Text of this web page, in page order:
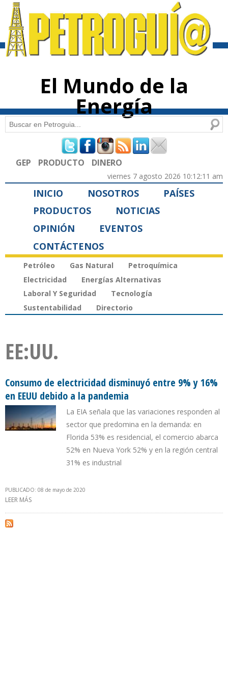
contenido
El Mundo de la
Energía
Formulario de búsqueda
Buscar
GEP PRODUCTO DINERO
viernes 7 agosto 2026 10:12:11 am
INICIO NOSOTROS
PAÍSES
PRODUCTOS
NOTICIAS
OPINIÓN
EVENTOS
CONTÁCTENOS
Petróleo Gas Natural
Petroquímica
Electricidad
Energías Alternativas
Laboral Y Seguridad
Tecnología
Sustentabilidad
Directorio
EE:UU.
Consumo de electricidad disminuyó entre 9% y 16%
en EEUU debido a la pandemia
La EIA señala que las variaciones responden al
sector que predomina en la demanda: en
Florida 53% es residencial, el comercio abarca
52% en Nueva York 52% y en la región central
31% es industrial
PUBLICADO: 08 de mayo de 2020
LEER MÁS